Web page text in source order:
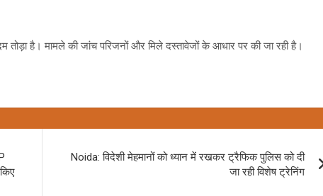
तोड़ा है। मामले की जांच परिजनों और मिले दस्तावेजों के आधार पर की जा रही है।
Noida: विदेशी मेहमानों को ध्यान में रखकर ट्रैफिक पुलिस को दी
जा रही विशेष ट्रेनिंग